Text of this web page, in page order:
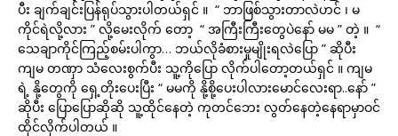
ပီး ချက်ချင်းပြန်ရုပ်သွားပါတယ်ရှင် ။ “ ဘာဖြစ်သွားတာလဲဟင် ၊ မ
ကိုင်ရဲလို့လား ” လို့မေးလိုက် တော့ “ အကြီးကြီးတွေပဲနော် မမ ” တဲ့ ။ “
သေချာကိုင်ကြည့်စမ်းပါကွာ… ဘယ်လိုခံစားမှုမျိုးရလဲပြော ” ဆိုပီး
ကျမ တဏှာ သံလေးစွက်ပီး သူ့ကိုပြော လိုက်ပါတော့တယ်ရှင် ။ ကျမ
ရဲ့ နို့တွေကို ရှေ့တိုးပေးပြီး “ မမကို နို့စို့ပေးပါလားမောင်လေးရာ..နော် ”
ဆိုပီး ပြောပြောဆိုဆို သူ့ထိုင်နေတဲ့ ကုတင်ဘေး လွတ်နေတဲ့နေရာမှာဝင်
ထိုင်လိုက်ပါတယ် ။